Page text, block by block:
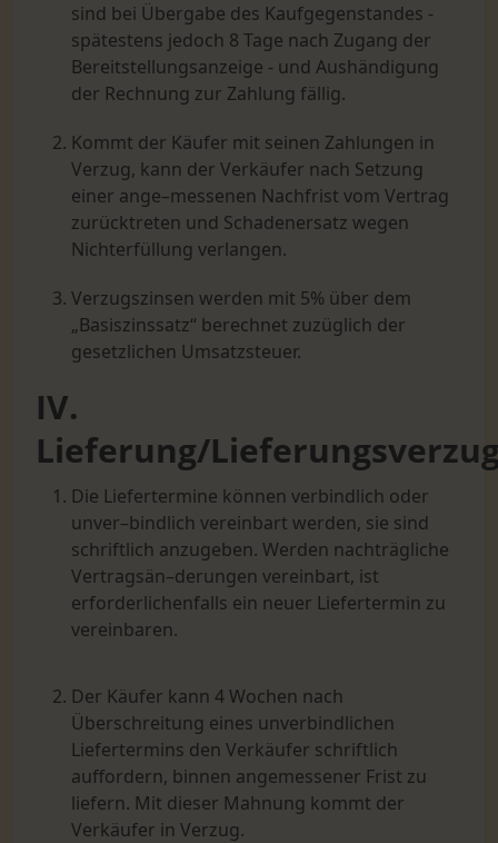
sind bei Übergabe des Kaufgegenstandes -
spätestens jedoch 8 Tage nach Zugang der
Bereitstellungsanzeige - und Aushändigung
der Rechnung zur Zahlung fällig.
Kommt der Käufer mit seinen Zahlungen in
Verzug, kann der Verkäufer nach Setzung
einer ange–messenen Nachfrist vom Vertrag
zurücktreten und Schadenersatz wegen
Nichterfüllung verlangen.
Verzugszinsen werden mit 5% über dem
„Basiszinssatz“ berechnet zuzüglich der
gesetzlichen Umsatzsteuer.
IV.
Lieferung/
Die Liefertermine können verbindlich oder
unver–bindlich vereinbart werden, sie sind
schriftlich anzugeben. Werden nachträgliche
Vertragsän–derungen vereinbart, ist
erforderlichenfalls ein neuer Liefertermin zu
vereinbaren.
Der Käufer kann 4 Wochen nach
Überschreitung eines unverbindlichen
Liefertermins den Verkäufer schriftlich
auffordern, binnen angemessener Frist zu
liefern. Mit dieser Mahnung kommt der
Verkäufer in Verzug.